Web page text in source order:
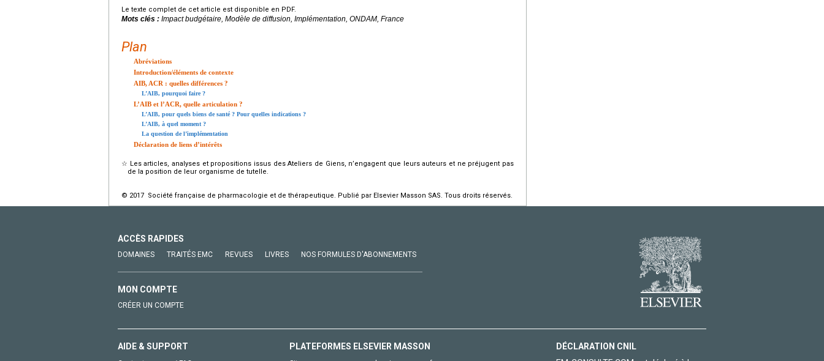
Le texte complet de cet article est disponible en PDF.
Mots clés : Impact budgétaire, Modèle de diffusion, Implémentation, ONDAM, France
Plan
Abréviations
Introduction/éléments de contexte
AIB, ACR : quelles différences ?
L’AIB, pourquoi faire ?
L’AIB et l’ACR, quelle articulation ?
L’AIB, pour quels biens de santé ? Pour quelles indications ?
L’AIB, à quel moment ?
La question de l’implémentation
Déclaration de liens d’intérêts
☆ Les articles, analyses et propositions issus des Ateliers de Giens, n’engagent que leurs auteurs et ne préjugent pas
de la position de leur organisme de tutelle.
© 2017 Société française de pharmacologie et de thérapeutique. Publié par Elsevier Masson SAS. Tous droits réservés.
ACCÈS RAPIDES
DOMAINES TRAITÉS EMC REVUES LIVRES NOS FORMULES D'ABONNEMENTS
MON COMPTE
CRÉER UN COMPTE
AIDE & SUPPORT PLATEFORMES ELSEVIER MASSON
DÉCLARATION CNIL